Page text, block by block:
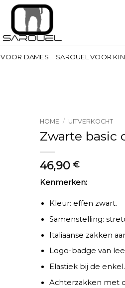
DAMES SAROUEL VOOR
HOME / UITVERKOCHT
Zwarte basic
46,90 €
Kenmerken:
Kleur: effen zwart.
Samenstelling:
Italiaanse zakken
Logo-badge van
Elastiek bij de enkel.
Achterzakken met